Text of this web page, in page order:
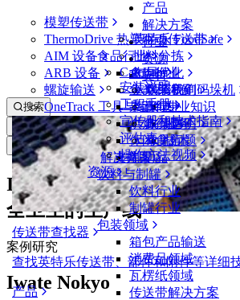
产品
模塑传送带
ThermoDrive 热塑驱动传送带
AIM 设备
ARB 设备
螺旋输送
OneTrack 工具与组件
传送带查找器
查找英特乐传送带、部件和附件等详细
产品
解决方案
英特乐 FoodSafe
批料分拣
布局优化
从包装机到码垛机
专业知识
服务
技术
解决方案
行业
食品行业
禽肉行业
鱼类和海鲜
果蔬行业
烘焙行业
休闲食品
乳制品
饮料与制罐
饮料行业
制罐行业
包装领域
箱包产品输送
消费品领域
瓦楞纸领域
传送带解决方案
资源
CalcLab
安装说明
工程手册
宣传册和技术指南
评估表
操作方法视频
资源
支持
联系我们
保证
政策声明
常见问题
支持
搜索
打开菜单
新闻&媒体
Iwate Nokyo 借助热塑驱动
全卫生的生产线
案例研究
Iwate Nokyo